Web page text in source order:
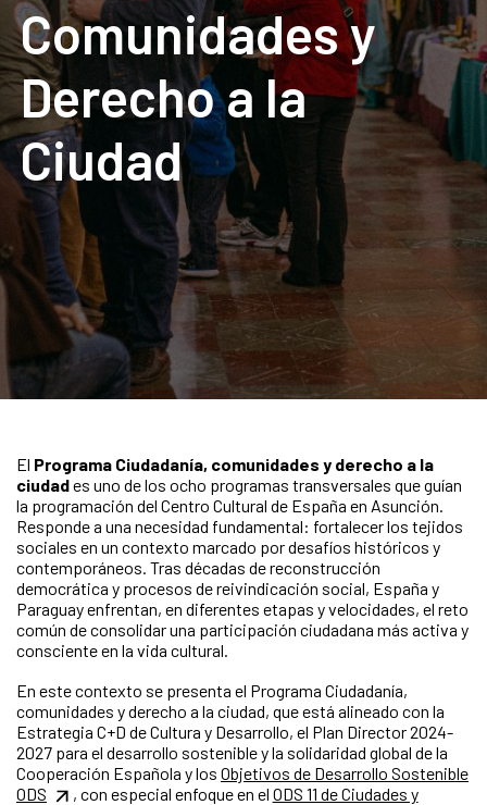
Comunidades y
Derecho a la
Ciudad
El Programa Ciudadanía, comunidades y derecho a la
ciudades uno de los ocho programas transversales que guían
la programación del Centro Cultural de España en Asunción.
Responde a una necesidad fundamental: fortalecer los tejidos
sociales en un contexto marcado por desafíos históricos y
contemporáneos. Tras décadas de reconstrucción
democrática y procesos de reivindicación social, España y
Paraguay enfrentan, en diferentes etapas y velocidades, el reto
común de consolidar una participación ciudadana más activa y
consciente en la vida cultural.
En este contexto se presenta el Programa Ciudadanía,
comunidades y derecho a la ciudad, que está alineado con la
Estrategia C+D de Cultura y Desarrollo, el Plan Director 2024-
2027 para el desarrollo sostenible y la solidaridad global de la
Cooperación Española y los Objetivos de Desarrollo Sostenible
ODS
, con especial enfoque en el ODS 11 de Ciudades y